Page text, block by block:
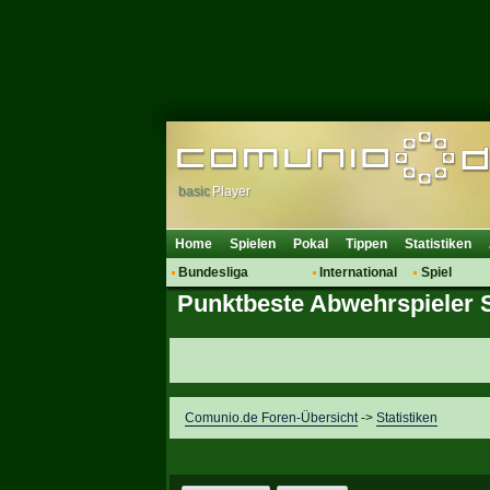
basic Player
Home Spielen Pokal Tippen Statistiken
Bundesliga
Hot News
Vereinsdiskussion
International
Vereine
Spiel
Regeln &
Punktbeste Abwehrspieler
Comunio.de Foren-Übersicht-> Statistiken